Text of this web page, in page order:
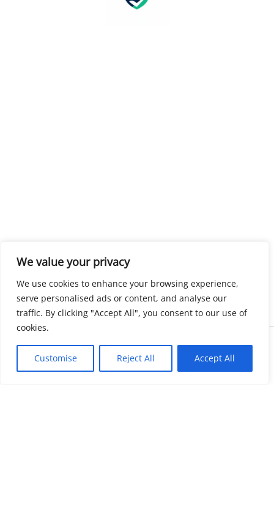
We value your privacy
We use cookies to enhance your browsing experience,
serve personalised ads or content, and analyse our
traffic. By clicking "Accept All", you consent to our use of
cookies.
Customise Reject All Accept All
Copyright © 2026 KnowMyGovt. All rights reserved.